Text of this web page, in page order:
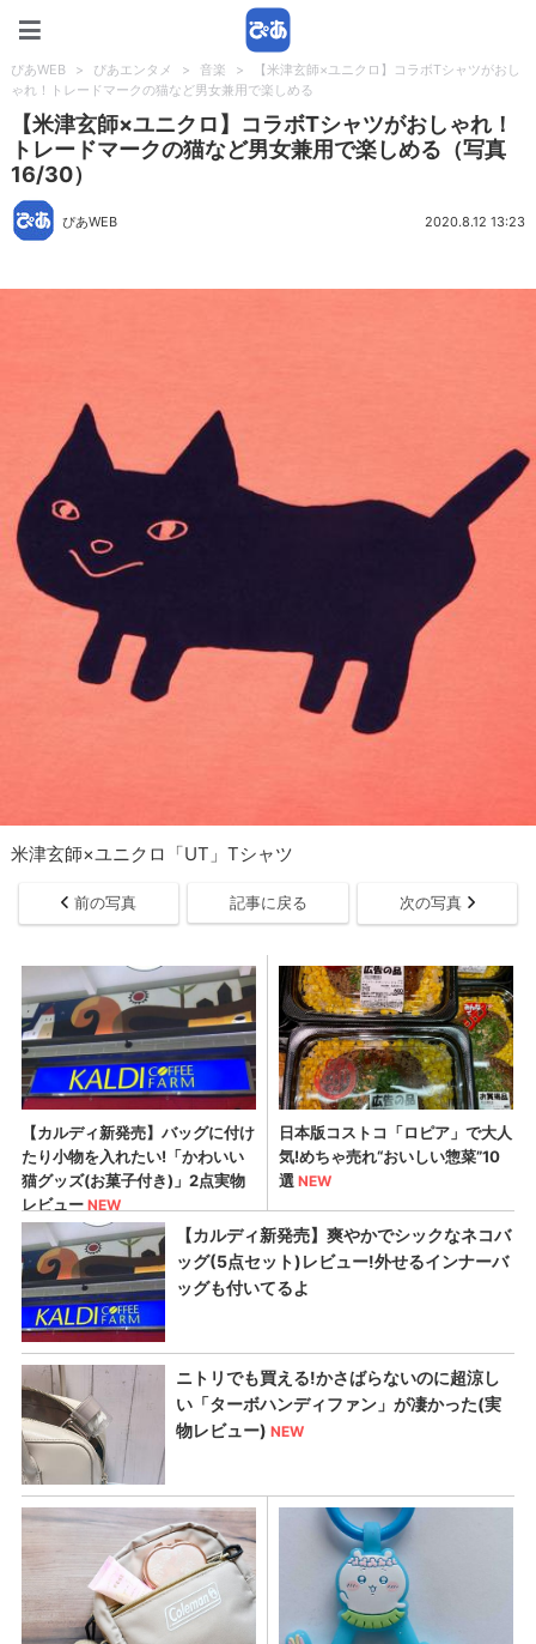
ぴあWEB > ぴあエンタメ > 音楽 >
【米津玄師×ユニクロ】コラボTシャツがおし
ゃれ！トレードマークの猫など男女兼用で楽しめる
【米津玄師×ユニクロ】コラボTシャツがおしゃれ！
トレードマークの猫など男女兼用で楽しめる（写真
16/30）
ぴあWEB 2020.8.12 13:23
米津玄師×ユニクロ「UT」Tシャツ
前の写真 記事に戻る 次の写真